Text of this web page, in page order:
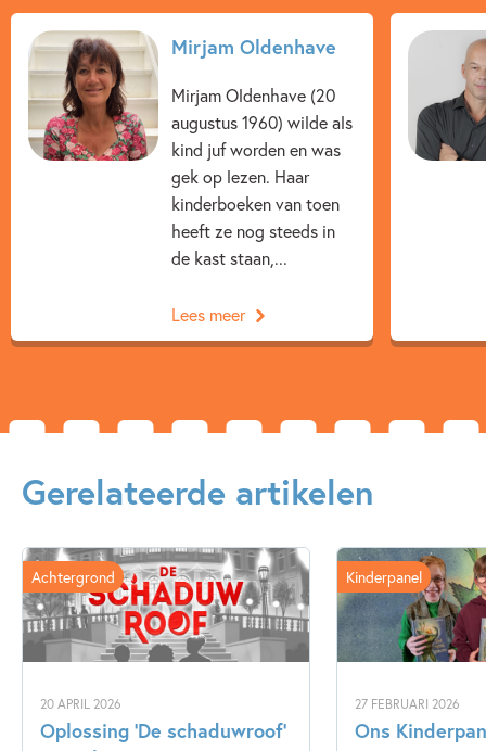
Kenmerken van e-book
12+ jaar 9 – 12 jaar
Dagelijks leven
Detective & thrillers
Op & rond school
Spanning
Spanning & griezelen
Mirjam Oldenhave
Mirjam Oldenhave
Mirjam Oldenhave (20
augustus 1960) wilde als
kind juf worden en was
gek op lezen. Haar
kinderboeken van toen
heeft ze nog steeds in
de kast staan,...
Lees meer
Gerelateerde artikelen
20 APRIL 2026
Oplossing ‘De schaduwroof’
Achtergrond
27 FEBRUARI 2026
Ons
Kinderpanel